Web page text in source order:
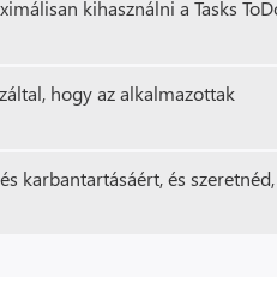
kihasználni a Tasks
hogy az alkalmazottak
karbantartásáért, és szeretnéd,